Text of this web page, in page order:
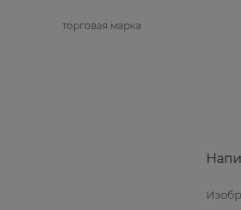
торговая марка